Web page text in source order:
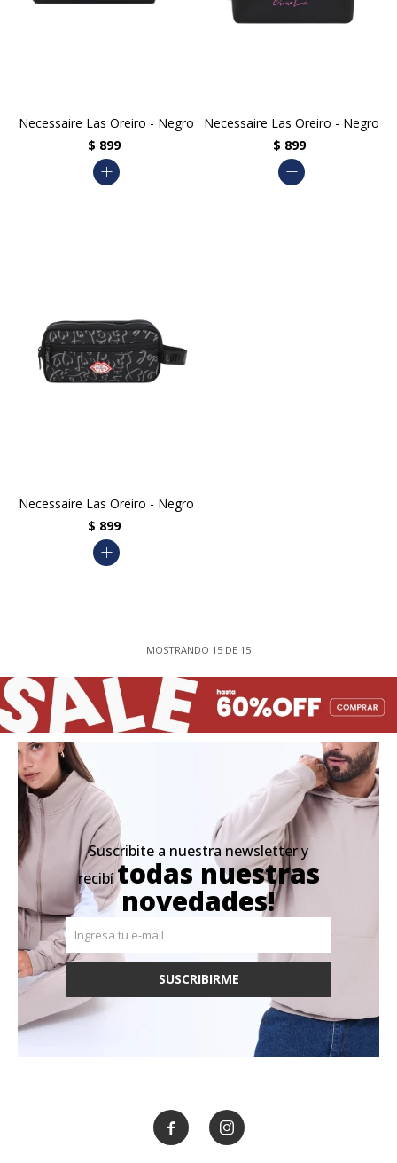
Necessaire Las Oreiro - Negro
$ 899
add
Necessaire Las Oreiro - Negro
$ 899
add
Necessaire Las Oreiro - Negro
$ 899
add
MOSTRANDO 15 DE 15
Suscribite a nuestra newsletter y
recibítodas nuestras
novedades!
SUSCRIBIRME
 